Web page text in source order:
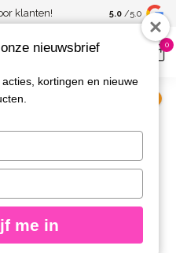
klanten! Spaar voor
kortingen
5.0 /5.0
0
Clémence
Clémence
nieuwsbrief
kortingen en nieuwe
me in